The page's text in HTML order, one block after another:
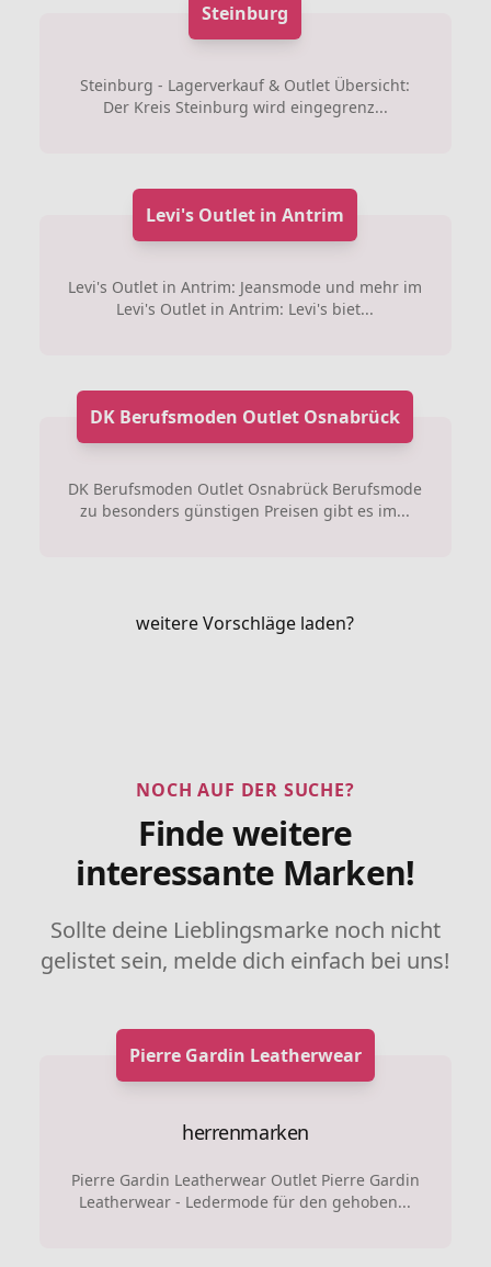
Steinburg
Steinburg - Lagerverkauf & Outlet Übersicht:
Der Kreis Steinburg wird eingegrenz...
Levi's Outlet in Antrim
Levi's Outlet in Antrim: Jeansmode und mehr im
Levi's Outlet in Antrim: Levi's biet...
DK Berufsmoden Outlet Osnabrück
DK Berufsmoden Outlet Osnabrück Berufsmode
zu besonders günstigen Preisen gibt es im...
weitere Vorschläge laden?
NOCH AUF DER SUCHE?
Finde weitere
interessante Marken!
Sollte deine Lieblingsmarke noch nicht
gelistet sein, melde dich einfach bei uns!
Pierre Gardin Leatherwear
herrenmarken
Pierre Gardin Leatherwear Outlet Pierre Gardin
Leatherwear - Ledermode für den gehoben...